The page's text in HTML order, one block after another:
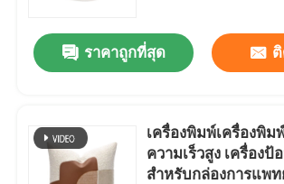
ราคาถูกที่สุด
เครื่องพิมพ์เครื่องพิม
ความเร็วสูง เครื่อง
สําหรับกล่องการแพท